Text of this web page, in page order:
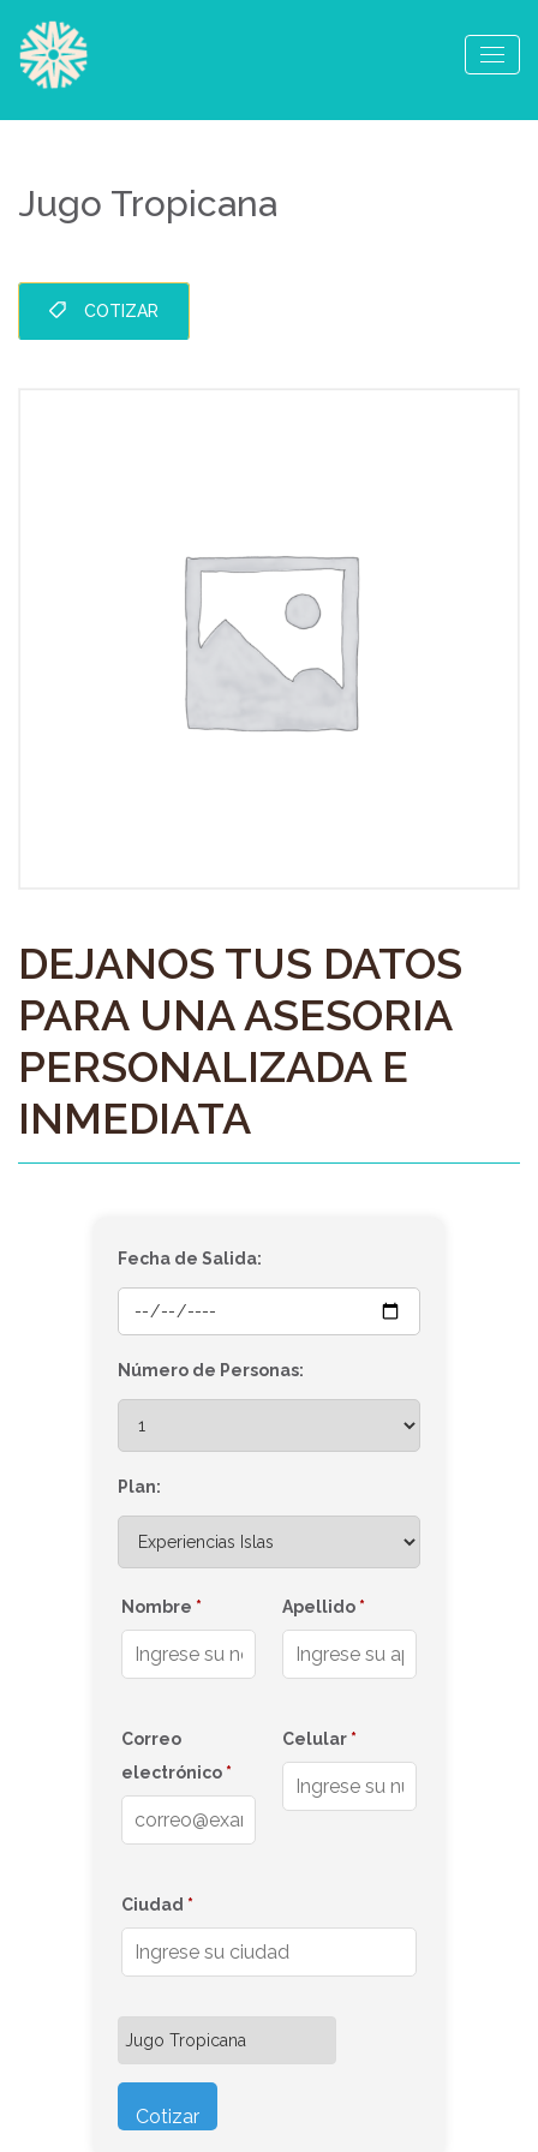
Jugo Tropicana
COTIZAR
DEJANOS TUS DATOS
PARA UNA ASESORIA
PERSONALIZADA E
INMEDIATA
Fecha de Salida:
Número de Personas:
Plan:
Nombre * Apellido *
Correo
electrónico *
Celular *
Ciudad *